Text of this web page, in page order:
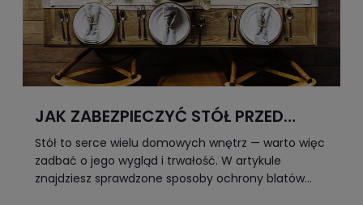
JAK ZABEZPIECZYĆ STÓŁ PRZED
ZARYSOWANIEM? SKUTECZNE
METODY NA OCHRONĘ BLATU
Stół to serce wielu domowych wnętrz — warto więc
zadbać o jego wygląd i trwałość. W artykule
znajdziesz sprawdzone sposoby ochrony blatów